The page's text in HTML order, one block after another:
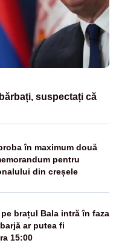
suspectați că
în maximum două
pentru
din creșele
brațul Bala intră în faza
ar putea fi
15:00